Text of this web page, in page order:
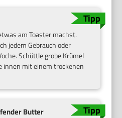
am Toaster machst.
jedem Gebrauch oder
Schüttle grobe Krümel
innen mit einem trockenen
Butter